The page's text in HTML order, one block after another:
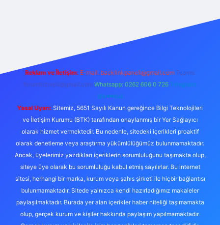
Reklam ve İletişim: E-mail: backlinkpaneli@gmail.com Teams:
forumhizmeti@gmail.com Whatsapp: 0262 606 0 726 Telegram:
@karabul
Yasal Uyarı: Sitemiz, 5651 Sayılı Kanun gereğince Bilgi Teknolojileri
ve İletişim Kurumu (BTK) tarafından onaylanmış bir Yer Sağlayıcı
olarak hizmet vermektedir. Bu nedenle, sitedeki içerikleri proaktif
olarak denetleme veya araştırma yükümlülüğümüz bulunmamaktadır.
Ancak, üyelerimiz yazdıkları içeriklerin sorumluluğunu taşımakta olup,
siteye üye olarak bu sorumluluğu kabul etmiş sayılırlar. Bu internet
sitesi, herhangi bir marka, kurum veya şahıs şirketi ile hiçbir bağlantısı
bulunmamaktadır. Sitede yalnızca kendi hazırladığımız makaleler
paylaşılmaktadır. Burada yer alan içerikler haber niteliği taşımamakta
olup, gerçek kurum ve kişiler hakkında paylaşım yapılmamaktadır.